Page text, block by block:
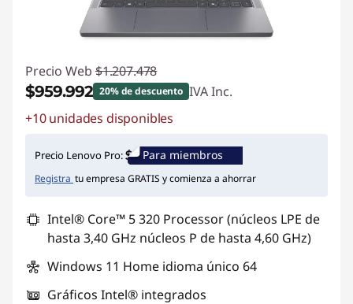
Precio Web $1.207.478
$959.992 20% de descuento IVA Inc.
Ahorros instantáneos :
+10 unidades disponibles
Precio Lenovo Pro: Para miembros
Registra tu empresa GRATIS y comienza a ahorrar
Intel® Core™ 5 320 Processor (núcleos LPE de
hasta 3,40 GHz núcleos P de hasta 4,60 GHz)
Windows 11 Home idioma único 64
Gráficos Intel® integrados